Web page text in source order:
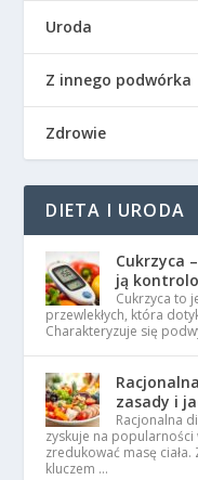
Uroda
Z innego podwórka
Zdrowie
DIETA I URODA
Cukrzyca
ją
Cukrzyca to
przewlekłych, która
Charakteryzuje się
zasady i
Racjonalna
zyskuje na
zredukować masę
kluczem …